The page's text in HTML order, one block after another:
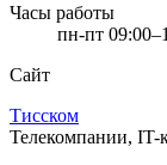
Часы работы
пн-пт
Сайт
Тисском
Телекомпании, IT-